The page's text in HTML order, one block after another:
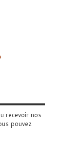
recevoir nos
pouvez